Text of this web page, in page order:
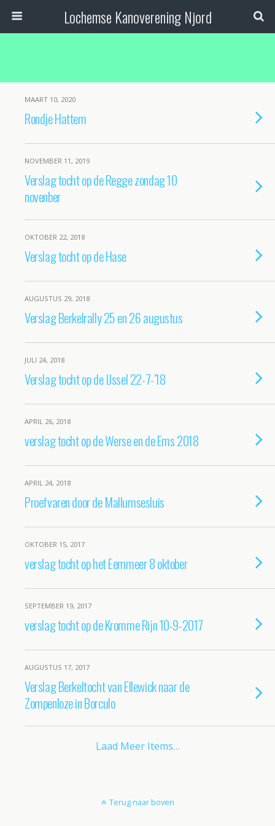
Lochemse Kanoverening Njord
MAART 10, 2020
Rondje Hattem
NOVEMBER 11, 2019
Verslag tocht op de Regge zondag 10
novenber
OKTOBER 22, 2018
Verslag tocht op de Hase
AUGUSTUS 29, 2018
Verslag Berkelrally 25 en 26 augustus
JULI 24, 2018
Verslag tocht op de IJssel 22-7-’18
APRIL 26, 2018
verslag tocht op de Werse en de Ems 2018
APRIL 24, 2018
Proefvaren door de Mallumsesluis
OKTOBER 15, 2017
verslag tocht op het Eemmeer 8 oktober
SEPTEMBER 19, 2017
verslag tocht op de Kromme Rijn 10-9-2017
AUGUSTUS 17, 2017
Verslag Berkeltocht van Ellewick naar de
Zompenloze in Borculo
Laad Meer Items…
Terug naar boven